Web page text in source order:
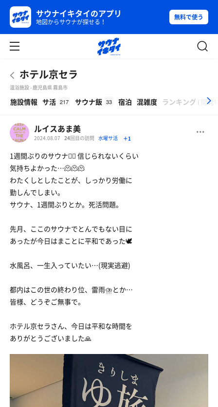
サウナイキタイのアプリ
地図からサウナが探せる！
無料で使う
ホテル京セラ
温浴施設 - 鹿児島県 霧島市
施設情報 サ活 217 サウナ飯 33 宿泊 混雑度 ランキング ( 開発
ルイスあま美
2024.08.07 24回目の訪問 水曜サ活 ＋1
1週間ぶりのサウナ🧖‍♀️ 信じられないくらい
気持ちよかった…🫠🫠🫠
わたくしとしたことが、しっかり労働に
勤しんでしまい。
サウナ、1週間ぶりとか。死活問題。
先月、ここのサウナでとんでもない目に
あったが今日はまことに平和であった🕊️
水風呂、一生入っていたい…(現実逃避)
都内はこの世の終わり位、雷雨⛈️とか…
皆様、どうぞご無事で。
ホテル京セラさん、今日は平和な時間を
ありがとうございました🙏